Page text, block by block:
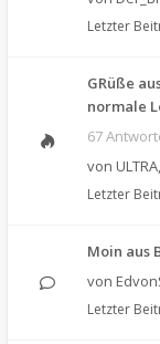
Letzter
GRüße
normale
67
von ULTRA,
Letzter
Moin aus
von
Letzter